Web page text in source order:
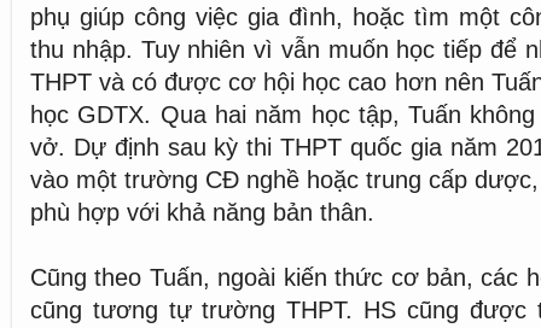
phụ giúp công việc gia đình, hoặc tìm một
thu nhập. Tuy nhiên vì vẫn muốn học tiếp để
THPT và có được cơ hội học cao hơn nên
học GDTX. Qua hai năm học tập, Tuấn
vở. Dự định sau kỳ thi THPT quốc gia năm
vào một trường CĐ nghề hoặc trung cấp
phù hợp với khả năng bản thân.
Cũng theo Tuấn, ngoài kiến thức cơ bản, các
cũng tương tự trường THPT. HS cũng được